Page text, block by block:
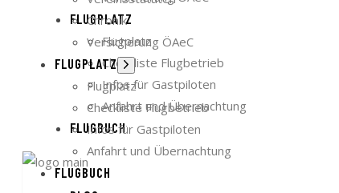
FLUGPLATZ
Flugplatz
Checkliste Flugbetrieb
Infos für Gastpiloten
Anfahrt und Übernachtung
FLUGBUCH
Chronik
Versicherung ÖAeC
FLUGPLATZ Untermenü
anzeigen
Flugplatz
Checkliste Flugbetrieb
Infos für Gastpiloten
Anfahrt und Übernachtung
FLUGBUCH